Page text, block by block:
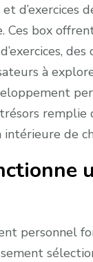
Ces box
à
remplie
intérieure de
personnel